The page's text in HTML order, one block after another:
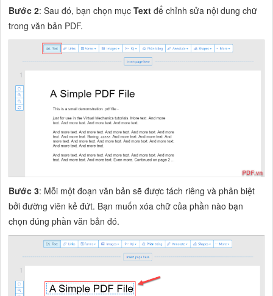
Bước 2: Sau đó, bạn chọn mụcText để chỉnh sửa nội dung chữ
trong văn bản PDF.
Bước 3: Mỗi một đoạn văn bản sẽ được tách riêng và phân biệt
bởi đường viên kẻ đứt. Bạn muốn xóa chữ của phần nào bạn
chọn đúng phần văn bản đó.